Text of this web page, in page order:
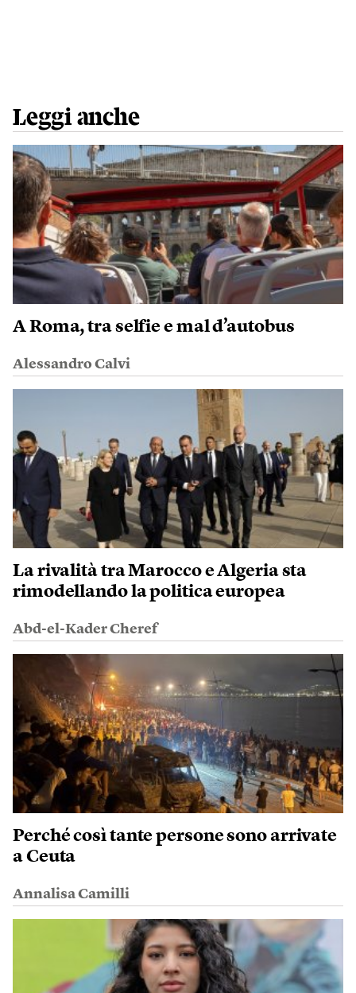
Leggi anche
A Roma, tra selfie e mal d’autobus
Alessandro Calvi
La rivalità tra Marocco e Algeria sta
rimodellando la politica europea
Abd-el-Kader Cheref
Perché così tante persone sono arrivate
a Ceuta
Annalisa Camilli